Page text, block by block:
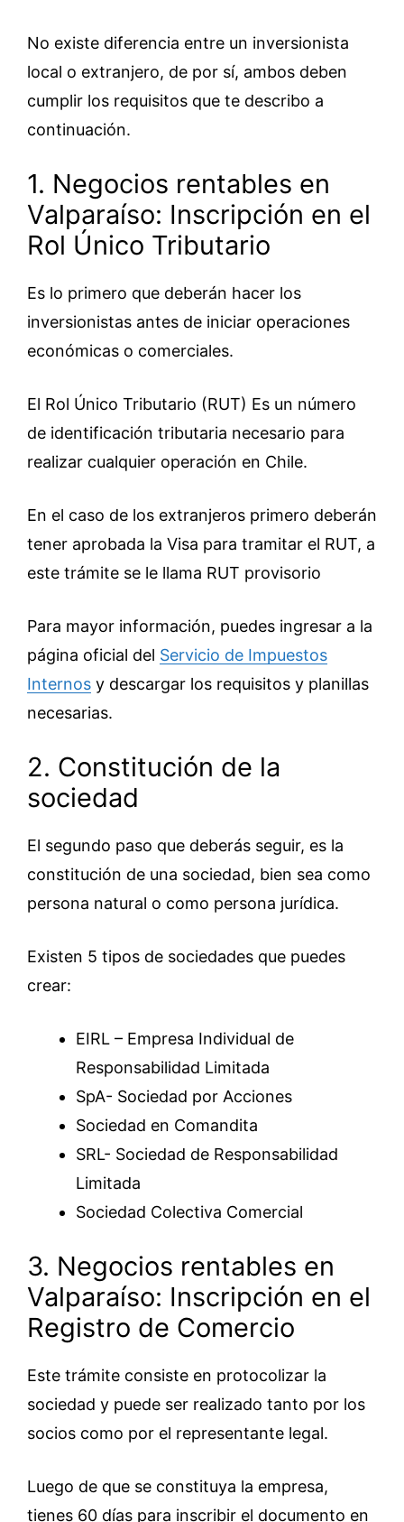
No existe diferencia entre un inversionista
local o extranjero, de por sí, ambos deben
cumplir los requisitos que te describo a
continuación.
1. Negocios rentables en
Valparaíso: Inscripción en el
Rol Único Tributario
Es lo primero que deberán hacer los
inversionistas antes de iniciar operaciones
económicas o comerciales.
El Rol Único Tributario (RUT) Es un número
de identificación tributaria necesario para
realizar cualquier operación en Chile.
En el caso de los extranjeros primero deberán
tener aprobada la Visa para tramitar el RUT, a
este trámite se le llama RUT provisorio
Para mayor información, puedes ingresar a la
página oficial del Servicio de Impuestos
Internos y descargar los requisitos y planillas
necesarias.
2. Constitución de la
sociedad
El segundo paso que deberás seguir, es la
constitución de una sociedad, bien sea como
persona natural o como persona jurídica.
Existen 5 tipos de sociedades que puedes
crear:
EIRL – Empresa Individual de
Responsabilidad Limitada
SpA- Sociedad por Acciones
Sociedad en Comandita
SRL- Sociedad de Responsabilidad
Limitada
Sociedad Colectiva Comercial
3. Negocios rentables en
Valparaíso: Inscripción en el
Registro de Comercio
Este trámite consiste en protocolizar la
sociedad y puede ser realizado tanto por los
socios como por el representante legal.
Luego de que se constituya la empresa,
tienes 60 días para inscribir el documento en